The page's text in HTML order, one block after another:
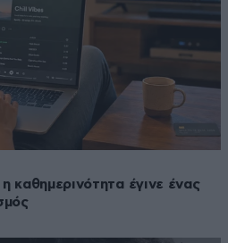
καθημερινότητα έγινε ένας